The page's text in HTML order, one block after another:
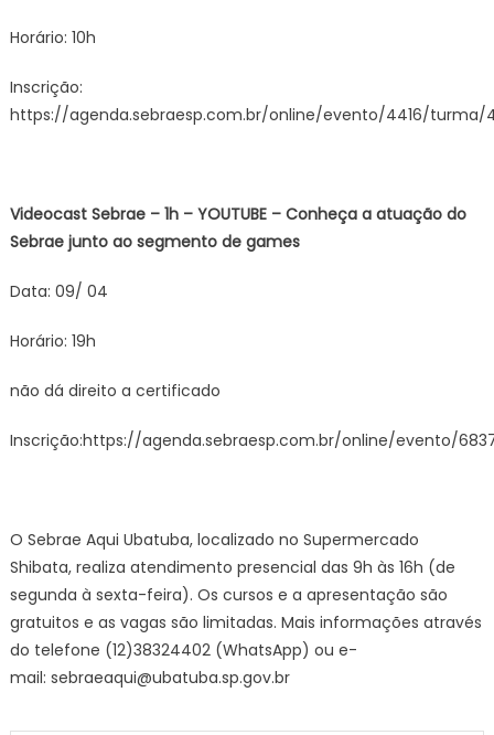
Horário: 10h
Inscrição:
https://agenda.sebraesp.com.br/online/evento/4416/turma/
Videocast Sebrae – 1h – YOUTUBE – Conheça a atuação do
Sebrae junto ao segmento de games
Data: 09/ 04
Horário: 19h
não dá direito a certificado
Inscrição:https://agenda.sebraesp.com.br/online/evento/
O Sebrae Aqui Ubatuba, localizado no Supermercado
Shibata, realiza atendimento presencial das 9h às 16h (de
segunda à sexta-feira). Os cursos e a apresentação são
gratuitos e as vagas são limitadas. Mais informações através
do telefone (12)38324402 (WhatsApp) ou e-
mail: sebraeaqui@ubatuba.sp.gov.br